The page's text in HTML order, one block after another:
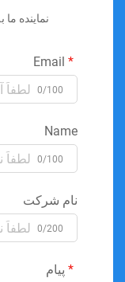
نماینده
0/100
Name
0/100
نام شرکت
0/200
پیام